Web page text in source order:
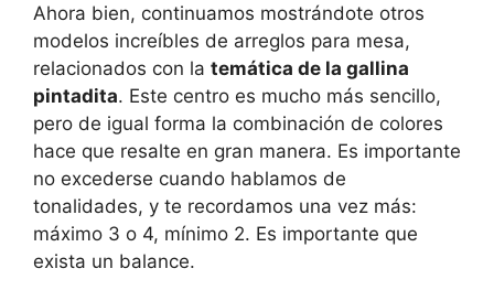
Ahora bien, continuamos mostrándote otros
modelos increíbles de arreglos para mesa,
relacionados con la temática de la gallina
pintadita. Este centro es mucho más sencillo,
pero de igual forma la combinación de colores
hace que resalte en gran manera. Es importante
no excederse cuando hablamos de
tonalidades, y te recordamos una vez más:
máximo 3 o 4, mínimo 2. Es importante que
exista un balance.